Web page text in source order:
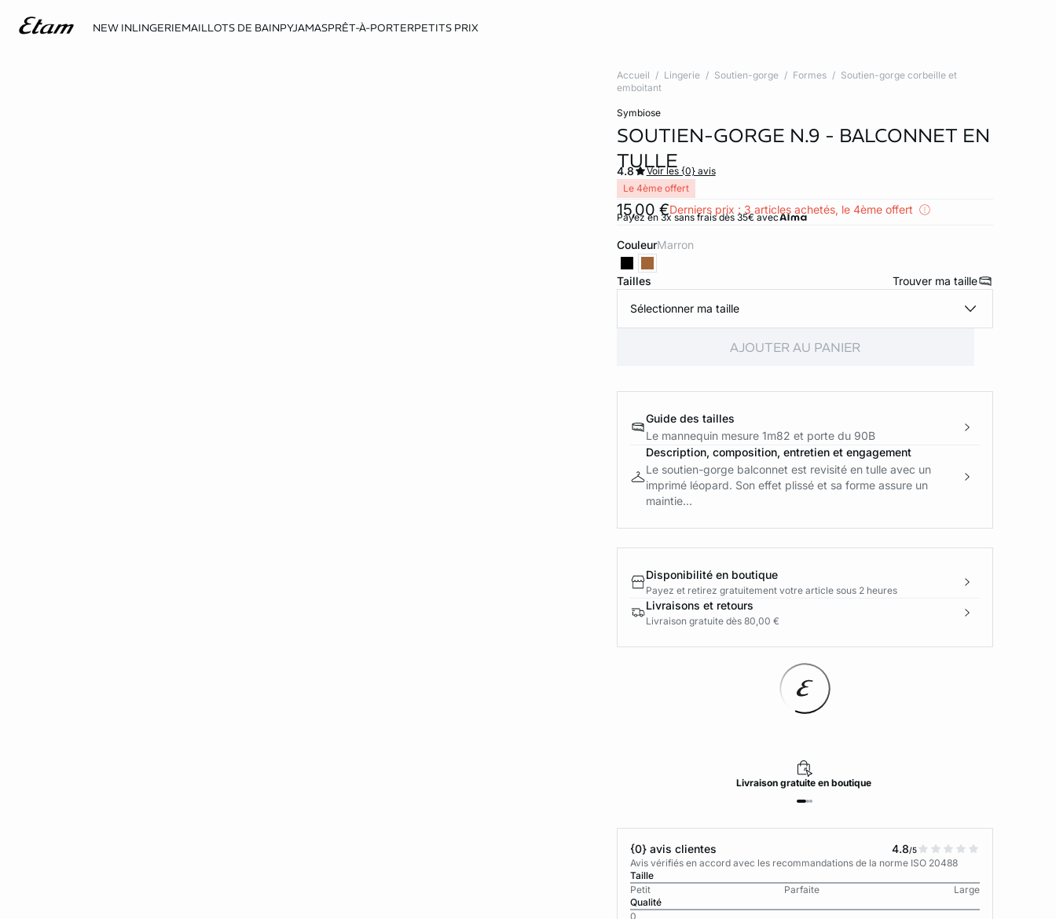
NEW INLINGERIEMAILLOTS DE BAINPYJAMASPRÊT-À-PORTERPETITS PRIX
Accueil Lingerie Soutien-gorge Formes
Soutien-gorge corbeille et
emboitant
symbiose
SOUTIEN-GORGE N.9 - BALCONNET EN
TULLE
15,00 €Derniers prix : 3 articles achetés, le 4ème offert
4.8
Voir les {0} avis
Le 4ème offert
Payez en 3x sans frais dès 35€ avec
Couleur marron
Tailles Trouver ma taille
Sélectionner ma taille
AJOUTER AU PANIER
Guide des tailles
Le mannequin mesure 1m82 et porte du 90B
Description, composition, entretien et engagement
Le soutien-gorge balconnet est revisité en tulle avec un
imprimé léopard. Son effet plissé et sa forme assure un
maintie...
Disponibilité en boutique
Payez et retirez gratuitement votre article sous 2 heures
Livraisons et retours
Livraison gratuite dès 80,00 €
Livraison gratuite en boutique
{0} avis clientes 4.8/5
Avis vérifiés en accord avec les recommandations de la norme ISO 20488
Taille
Petit
Parfaite
Large
Qualité
0